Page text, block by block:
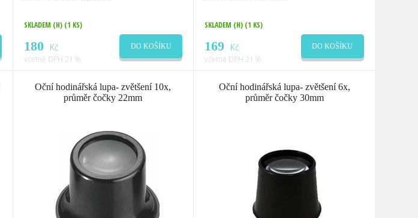
SKLADEM (H) (1 KS)
180 Kč
včetně DPH 21 %
DO KOŠÍKU
SKLADEM (H) (1 KS)
169 Kč
včetně DPH 21 %
DO KOŠÍKU
Oční hodinářská lupa- zvětšení 10x,
průměr čočky 22mm
Oční hodinářská lupa- zvětšení 6x,
průměr čočky 30mm